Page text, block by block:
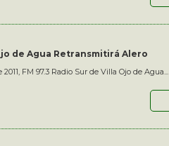
de Agua Retransmitirá Alero
FM 97.3 Radio Sur de Villa Ojo de Agua...